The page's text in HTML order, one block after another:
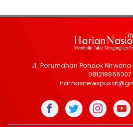
Jl. Perumahan Pondok Nirwana
081218956007